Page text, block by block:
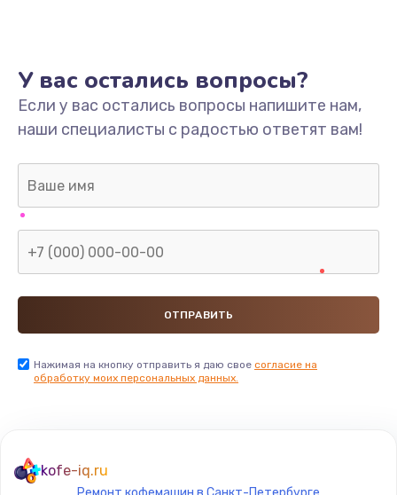
У вас остались вопросы?
Если у вас остались вопросы напишите нам,
наши специалисты с радостью ответят вам!
Нажимая на кнопку отправить я даю свое согласие на
обработку моих персональных данных.
kofe-iq.ru